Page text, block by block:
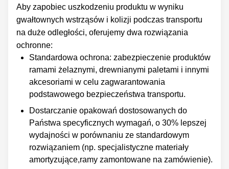
Aby zapobiec uszkodzeniu produktu w wyniku
gwałtownych wstrząsów i kolizji podczas transportu
na duże odległości, oferujemy dwa rozwiązania
ochronne:
Standardowa ochrona: zabezpieczenie produktów
ramami żelaznymi, drewnianymi paletami i innymi
akcesoriami w celu zagwarantowania
podstawowego bezpieczeństwa transportu.
Dostarczanie opakowań dostosowanych do
Państwa specyficznych wymagań, o 30% lepszej
wydajności w porównaniu ze standardowym
rozwiązaniem (np. specjalistyczne materiały
amortyzujące,ramy zamontowane na zamówienie).